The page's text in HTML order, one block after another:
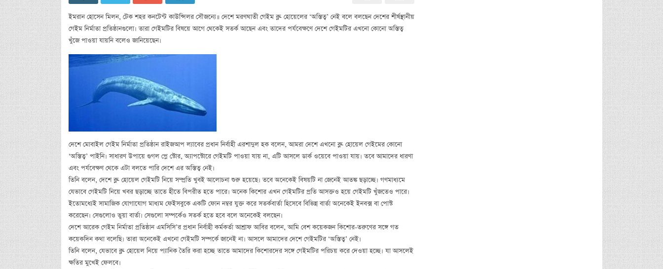
ইমরান হোসেন মিলন, টেক শহর কনটেন্ট কাউন্সিলর সৌজন্যে॥ দেশে মরণঘাতী গেইম ব্লু- হোয়েলের ‘অস্তিত্ব’ নেই বলে বলছেন দেশের শীর্ষস্থানীয়
গেইম নির্মাতা প্রতিষ্ঠানগুলো। তারা গেইমটির বিষয়ে আগে থেকেই সতর্ক আছেন এবং তাদের পর্যবেক্ষণে দেশে গেইমটির এখনো কোনো অস্তিত্ব
খুঁজে পাওয়া যায়নি বলেও জানিয়েছেন।
দেশে মোবাইল গেইম নির্মাতা প্রতিষ্ঠান রাইজআপ ল্যাবের প্রধান নির্বাহী এরশাদুল হক বলেন, আমরা দেশে এখনো ব্লু- হোয়েল গেইমের কোনো
‘অস্তিত্ব’ পাইনি। সাধারণ উপায়ে গুগল প্লে স্টোর, অ্যাপস্টোরে গেইমটি পাওয়া যায় না, এটি আসলে ডার্ক ওয়েবে পাওয়া যায়। তবে আমাদের ধারণা
এবং পর্যবেক্ষণ থেকে এটা বলতে পারি দেশে এর অস্তিত্ব নেই।
তিনি বলেন, দেশে ব্লু- হোয়েল গেইমটি নিয়ে সম্প্রতি খুবই আলোচনা শুরু হয়েছে। তবে অনেকেই বিষয়টি না জেনেই আতঙ্ক ছড়াচ্ছে। গণমাধ্যমে
যেভাবে গেইমটি নিয়ে খবর ছড়াচ্ছে তাতে হীতে বিপরীত হতে পারে। অনেক কিশোর এখন গেইমটির প্রতি আসক্তও হয়ে গেইমটি খুঁজতেও পারে।
ইতোমধ্যেই সামাজিক যোগাযোগ মাধ্যম ফেইসবুকে একটি ফোন নম্বর যুক্ত করে সতর্কবার্তা হিসেবে বিভিন্ন বার্তা অনেকেই ইনবক্স বা পোস্ট
করেছেন। সেগুলোও ভুয়া বার্তা। সেগুলো সম্পর্কেও সতর্ক হতে হবে বলে অনেকেই বলছেন।
দেশে আরেক গেইম নির্মাতা প্রতিষ্ঠান এমসিসি’র প্রধান নির্বাহী কর্মকর্তা আশ্রাফ আবির বলেন, আমি বেশ কয়েকজন কিশোর-তরুণের সঙ্গে গত
কয়েকদিন কথা বলেছি। তারা অনেকেই এখনো গেইমটি সম্পর্কে জানেই না। আসলে আমাদের দেশে গেইমটির ‘অস্তিত্ব’ নেই।
তিনি বলেন, যেভাবে ব্লু- হোয়েল নিয়ে প্যানিক তৈরি করা হচ্ছে তাতে আমাদের কিশোরদের সঙ্গে গেইমটির পরিচয় করে দেওয়া হচ্ছে। যা আসলেই
ক্ষতির মুখেই ফেলবে।